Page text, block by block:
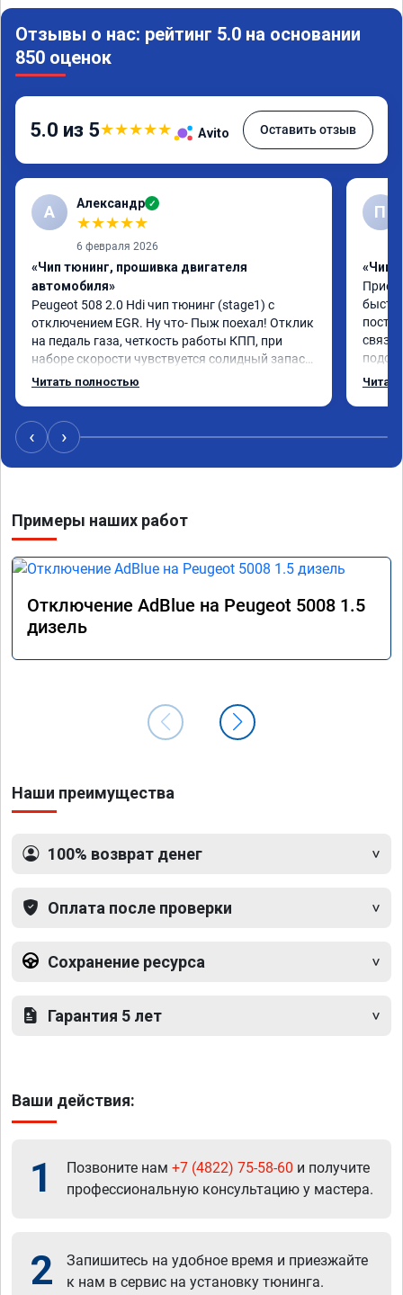
Отзывы о нас: рейтинг 5.0 на основании
850 оценок
5.0 из 5★★★★★ Avito Оставить отзыв
А Александр ✓
★★★★★
6 февраля 2026
«Чип тюнинг, прошивка двигателя
автомобиля»
Peugeot 508 2.0 Hdi чип тюнинг (stage1) с
отключением EGR. Ну что- Пыж поехал! Отклик
на педаль газа, четкость работы КПП, при
наборе скорости чувствуется солидный запас
мощности. Ребята постарались на совесть,
Читать полностью
П
«Чип
‹ ›
Примеры наших работ
Отключение AdBlue на Peugeot 5008 1.5
дизель
Наши преимущества
100% возврат денег
Оплата после проверки
Сохранение ресурса
Гарантия 5 лет
Ваши действия:
1 Позвоните нам +7 (4822) 75-58-60 и получите
профессиональную консультацию у мастера.
2
Запишитесь на удобное время и приезжайте
к нам в сервис на установку тюнинга.